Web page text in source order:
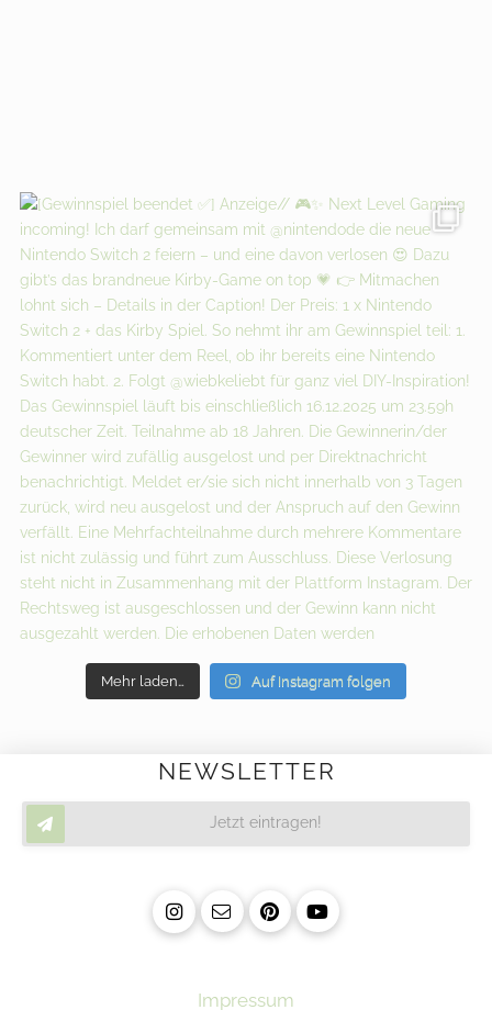
Mehr laden… Auf Instagram folgen
NEWSLETTER
Jetzt eintragen!
Impressum